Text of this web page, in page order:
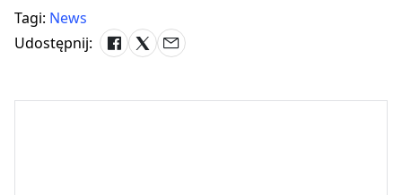
Tagi: News
Udostępnij: